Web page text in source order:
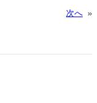
次へ »